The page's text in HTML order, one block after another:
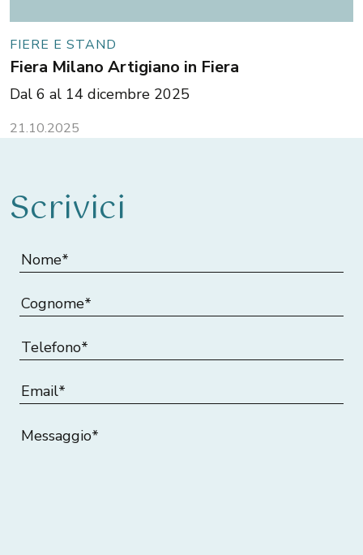
FIERE E STAND
Fiera Milano Artigiano in Fiera
Dal 6 al 14 dicembre 2025
21.10.2025
Scrivici